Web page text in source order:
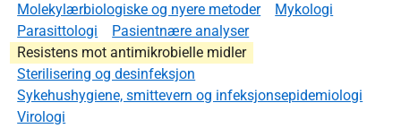
Molekylærbiologiske og nyere metoder
Mykologi
Parasittologi
Pasientnære analyser
Resistens mot antimikrobielle midler
Sterilisering og desinfeksjon
Sykehushygiene, smittevern og infeksjonsepidemiologi
Virologi